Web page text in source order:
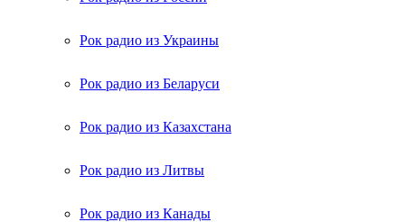
Рок радио из Украины
Рок радио из Беларуси
Рок радио из Казахстана
Рок радио из Литвы
Рок радио из Канады